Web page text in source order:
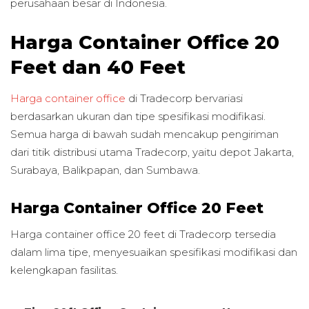
perusahaan besar di Indonesia.
Harga Container Office 20
Feet dan 40 Feet
Harga container office di Tradecorp bervariasi
berdasarkan ukuran dan tipe spesifikasi modifikasi.
Semua harga di bawah sudah mencakup pengiriman
dari titik distribusi utama Tradecorp, yaitu depot Jakarta,
Surabaya, Balikpapan, dan Sumbawa.
Harga Container Office 20 Feet
Harga container office 20 feet di Tradecorp tersedia
dalam lima tipe, menyesuaikan spesifikasi modifikasi dan
kelengkapan fasilitas.